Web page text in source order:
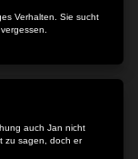
Verhalten. Sie sucht
auch Jan nicht
zu sagen, doch er